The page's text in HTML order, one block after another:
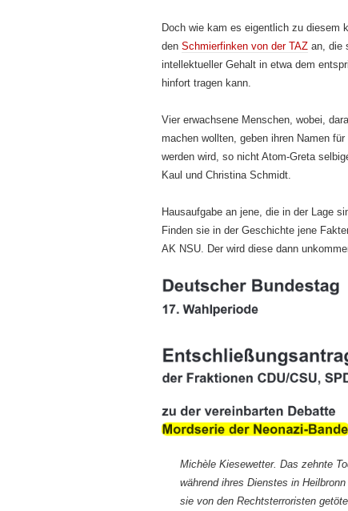
Doch wie kam es eigentlich zu diesem
den Schmierfinken von der TAZ an, die
intellektueller Gehalt in etwa dem
hinfort tragen kann.
Vier erwachsene Menschen, wobei,
machen wollten, geben ihren Namen
werden wird, so nicht Atom-Greta
Kaul und Christina Schmidt.
Hausaufgabe an jene, die in der Lage
Finden sie in der Geschichte jene
AK NSU. Der wird diese dann
Michèle Kiesewetter. Das zehnte
während ihres Dienstes in
sie von den Rechtsterroristen